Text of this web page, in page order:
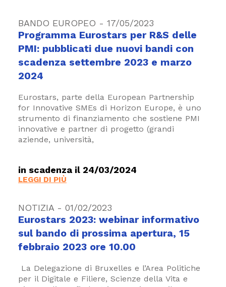
BANDO EUROPEO - 17/05/2023
Programma Eurostars per R&S delle
PMI: pubblicati due nuovi bandi con
scadenza settembre 2023 e marzo
2024
Eurostars, parte della European Partnership
for Innovative SMEs di Horizon Europe, è uno
strumento di finanziamento che sostiene PMI
innovative e partner di progetto (grandi
aziende, università,
in scadenza il 24/03/2024
LEGGI DI PIÙ
NOTIZIA - 01/02/2023
Eurostars 2023: webinar informativo
sul bando di prossima apertura, 15
febbraio 2023 ore 10.00
La Delegazione di Bruxelles e l’Area Politiche
per il Digitale e Filiere, Scienze della Vita e